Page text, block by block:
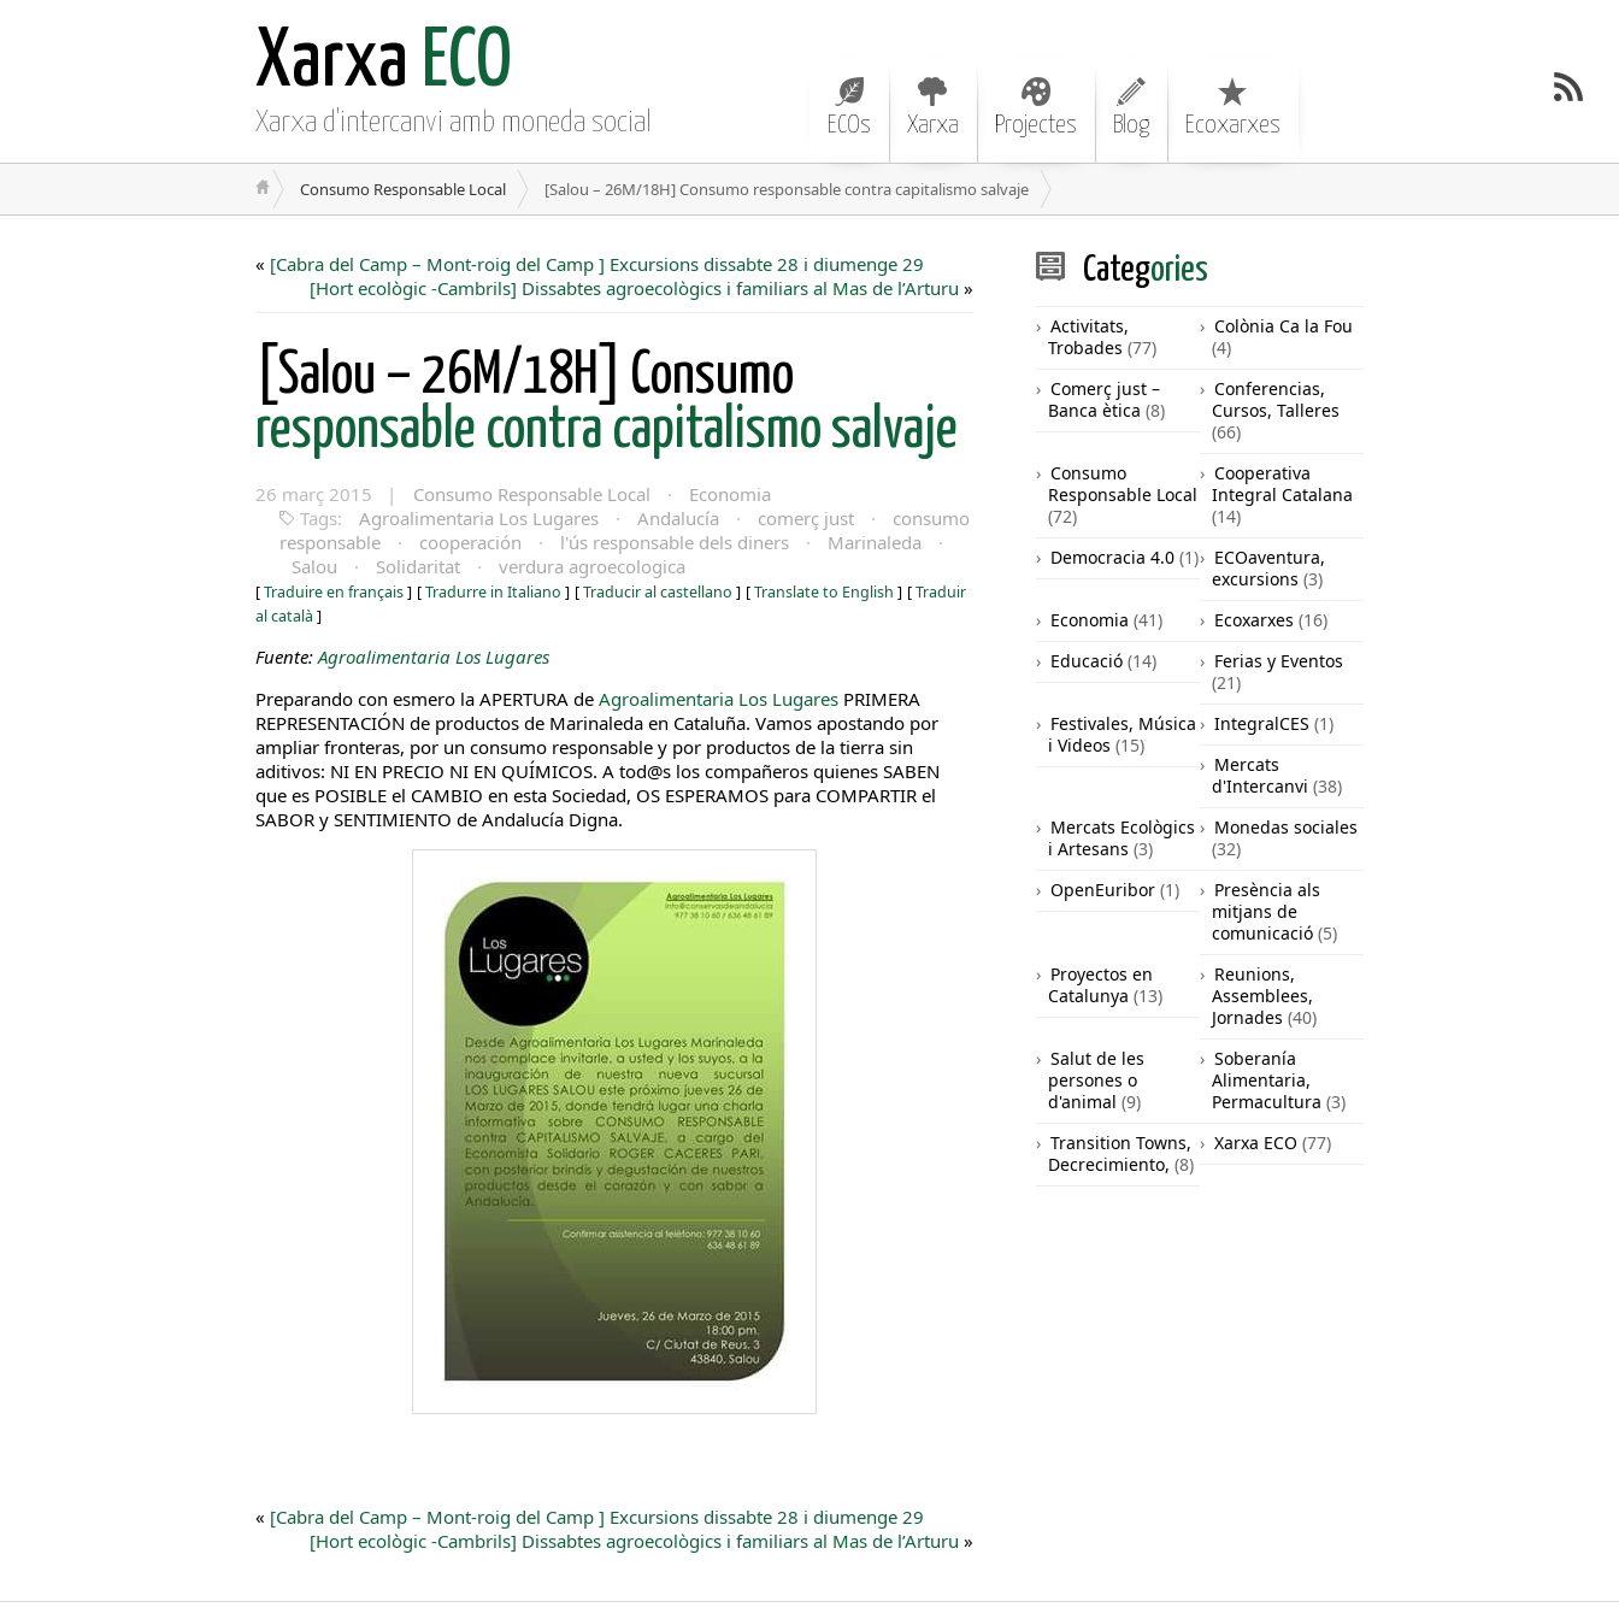
Xarxa ECO
Xarxa d'intercanvi amb moneda social ECOs Xarxa Projectes Blog Ecoxarxes
Consumo Responsable Local [Salou – 26M/18H] Consumo responsable contra capitalismo salvaje
« [Cabra del Camp – Mont-roig del Camp ] Excursions dissabte 28 i diumenge 29
[Hort ecològic -Cambrils] Dissabtes agroecològics i familiars al Mas de l’Arturu »
[Salou – 26M/18H] Consumo
responsable contra capitalismo salvaje
26 març 2015 | Consumo Responsable Local ·
Economia
Tags:
Agroalimentaria Los Lugares · Andalucía · comerç just ·
consumo
responsable
· cooperación · l'ús responsable dels diners · Marinaleda
·
Salou
· Solidaritat · verdura agroecologica
[Traduire en français] [Tradurre in Italiano ] [Traducir al castellano ] [Translate to English ] [Traduir
al català ]
Fuente:Agroalimentaria Los Lugares
Preparando con esmero la APERTURA de Agroalimentaria Los Lugares PRIMERA
REPRESENTACIÓN de productos de Marinaleda en Cataluña. Vamos apostando por
ampliar fronteras, por un consumo responsable y por productos de la tierra sin
aditivos: NI EN PRECIO NI EN QUÍMICOS. A tod@s los compañeros quienes SABEN
que es POSIBLE el CAMBIO en esta Sociedad, OS ESPERAMOS para COMPARTIR el
SABOR y SENTIMIENTO de Andalucía Digna.
« [Cabra del Camp – Mont-roig del Camp ] Excursions dissabte 28 i diumenge 29
[Hort ecològic -Cambrils] Dissabtes agroecològics i familiars al Mas de l’Arturu »
Categories
Activitats,
Trobades (77)
Colònia Ca la Fou
(4)
Comerç just –
Banca ètica (8)
Conferencias,
Cursos, Talleres
(66)
Consumo
Responsable Local
(72)
Cooperativa
Integral Catalana
(14)
Democracia 4.0 (1)
ECOaventura,
excursions (3)
Economia (41) Ecoxarxes (16)
Educació (14)
Ferias y Eventos
(21)
Festivales, Música
i Videos (15)
IntegralCES (1)
Mercats
d'Intercanvi (38)
Mercats Ecològics
i Artesans (3)
Monedas sociales
(32)
OpenEuribor (1)
Presència als
mitjans de
comunicació (5)
Proyectos en
Catalunya (13)
Reunions,
Assemblees,
Jornades (40)
Salut de les
persones o
d'animal (9)
Soberanía
Alimentaria,
Permacultura (3)
Transition Towns,
Decrecimiento, (8)
Xarxa ECO (77)